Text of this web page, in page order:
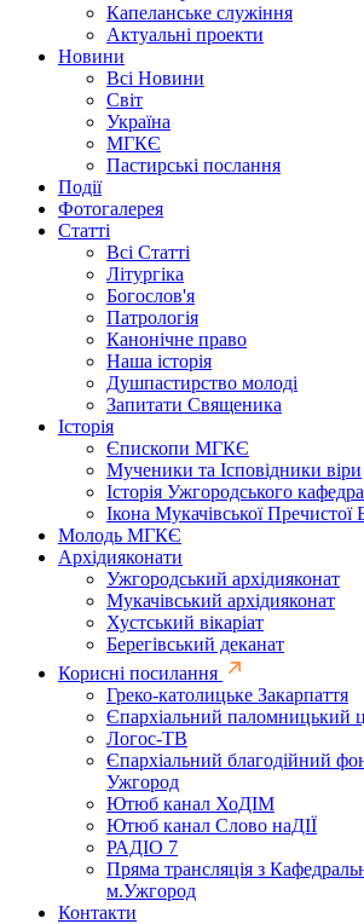
Капеланське служіння
Актуальні проекти
Новини
Всі Новини
Світ
Україна
МГКЄ
Пастирські послання
Події
Фотогалерея
Статті
Всі Статті
Літургіка
Богослов'я
Патрологія
Канонічне право
Наша історія
Душпастирство молоді
Запитати Священика
Історія
Єпископи МГКЄ
Мученики та Ісповідники віри
Історія Ужгородського
Ікона Мукачівської Пречистої
Молодь МГКЄ
Архідияконати
Ужгородський архідияконат
Мукачівський архідияконат
Хустський вікаріат
Берегівський деканат
Корисні посилання
Греко-католицьке Закарпаття
Єпархіальний паломницький
Логос-ТВ
Єпархіальний благодійний
Ужгород
Ютюб канал ХоДІМ
Ютюб канал Слово наДІЇ
РАДІО 7
Пряма трансляція з
м.Ужгород
Контакти